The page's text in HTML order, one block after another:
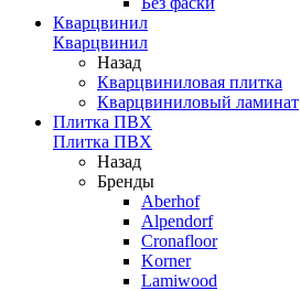
Кварцвинил
Кварцвинил
Назад
Кварцвиниловая плитка
Кварцвиниловый ламинат
Плитка ПВХ
Плитка ПВХ
Назад
Бренды
Aberhof
Alpendorf
Cronafloor
Korner
Lamiwood